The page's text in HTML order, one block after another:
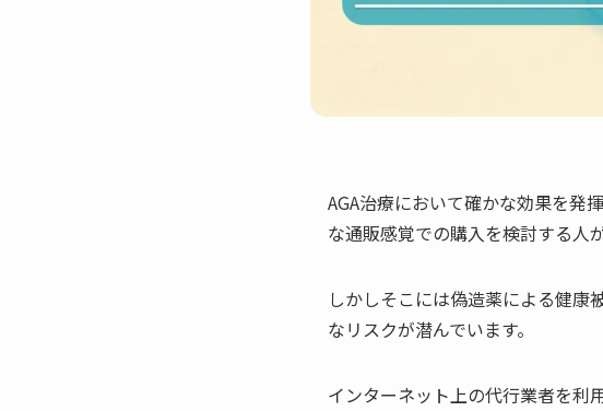
AGA治療において確かな効果を発
な通販感覚での購入を検討する人
しかしそこには偽造薬による健康
なリスクが潜んでいます。
インターネット上の代行業者を利